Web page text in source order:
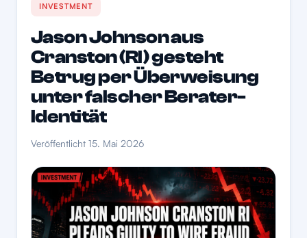
INVESTMENT
Jason Johnson aus
Cranston (RI) gesteht
Betrug per Überweisung
unter falscher Berater-
Identität
Veröffentlicht 15. Mai 2026